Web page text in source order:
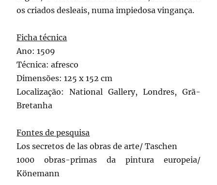
os criados desleais, numa impiedosa vingança.
Ficha técnica
Ano: 1509
Técnica: afresco
Dimensões: 125 x 152 cm
Localização: National Gallery, Londres, Grã-
Bretanha
Fontes de pesquisa
Los secretos de las obras de arte/ Taschen
1000 obras-primas da pintura europeia/
Könemann